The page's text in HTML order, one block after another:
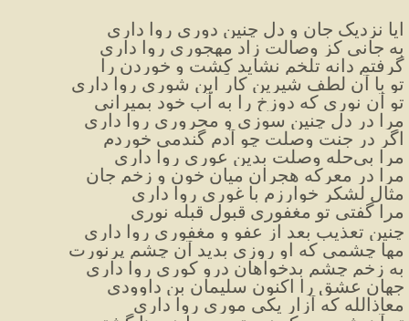
ایا نزدیک جان و دل چنین دوری روا داری
به جانی کز وصالت زاد مهجوری روا داری
گرفتم دانه تلخم نشاید کِشت و خوردن را
تو با آن لطف شیرین کار این شوری روا داری
تو آن نوری که دوزخ را به آب خود بمیرانی
مرا در دل چنین سوزی و محروری روا داری
اگر در جنت وصلت چو آدم گندمی خوردم
مرا بی‌حله وصلت بدین عوری روا داری
مرا در معرکه هجران میان خون و زخم جان
مثال لشکرِ خوارزم با غوری روا داری
مرا گفتی تو مغفوری قبول قبله نوری
چنین تعذیب بعد از عفو و مغفوری روا داری
مها چشمی که او روزی بدید آن چشمِ پرنورت
به زخم چشم بدخواهان درو کوری روا داری
جهان عشق را اکنون سلیمان بن داوودی
معاذالله که آزارِ یکی موری روا داری